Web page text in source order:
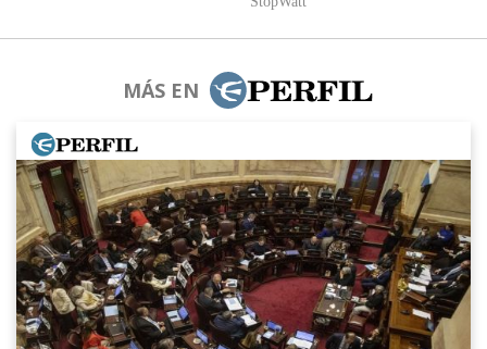
MÁS EN